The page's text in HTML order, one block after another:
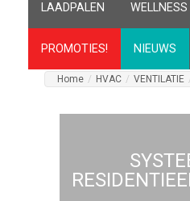
LAADPALEN WELLNESS
PROMOTIES! NIEUWS
Home / HVAC / VENTILATIE